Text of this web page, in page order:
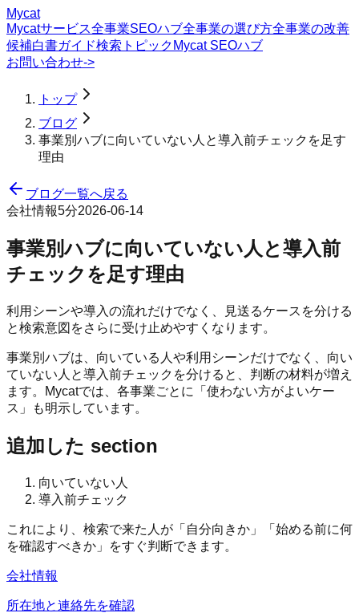
Mycat
Mycatサービス全事業SEOハブ全事業の選び方全事業の改善
候補白書ガイド検索トピック Mycat SEOハブ
お問い合わせ->
トップ
ブログ
事業別ハブに向いていない人と導入前チェックを足す
理由
ブログ一覧へ戻る
会社情報5分2026-06-14
事業別ハブに向いていない人と導入前
チェックを足す理由
利用シーンや導入の流れだけでなく、見送るケースを分ける
と検索意図をさらに受け止めやすくなります。
事業別ハブは、向いている人や利用シーンだけでなく、向い
ていない人と導入前チェックを分けると、判断の材料が増え
ます。Mycatでは、各事業ごとに「使わない方がよいケー
ス」も明示しています。
追加した section
向いていない人
導入前チェック
これにより、検索で来た人が「自分向きか」「始める前に何
を確認すべきか」をすぐ判断できます。
会社情報
所在地と連絡先を確認